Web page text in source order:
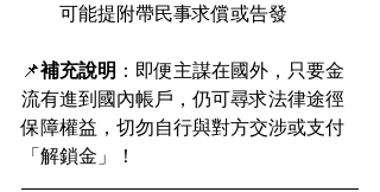
可能提附帶民事求償或告發
📌補充說明 ：即便主謀在國外，只要金
流有進到國內帳戶，仍可尋求法律途徑
保障權益，切勿自行與對方交涉或支付
「解鎖金」！